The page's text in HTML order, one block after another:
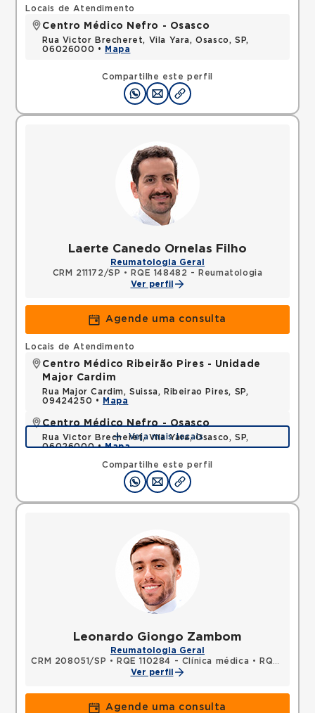
Compartilhe este perfil
Locais de Atendimento
Centro Médico Nefro - Osasco
Rua Victor Brecheret, Vila Yara, Osasco, SP,
06026000 •
Mapa
Laerte Canedo Ornelas Filho
Reumatologia Geral
CRM 211172/SP •
RQE 148482 - Reumatologia
Ver perfil
Agende uma consulta
Compartilhe este perfil
Locais de Atendimento
Centro Médico Ribeirão Pires - Unidade
Major Cardim
Rua Major Cardim, Suissa, Ribeirao Pires, SP,
09424250 •
Mapa
Centro Médico Nefro - Osasco
Rua Victor Brecheret, Vila Yara, Osasco, SP,
06026000 •Mapa
Veja mais locais
Leonardo Giongo Zambom
Reumatologia Geral
CRM 208051/SP • RQE 110284 - Clínica médica •
RQE 146277 - Reumatologia
Ver perfil
Agende uma consulta